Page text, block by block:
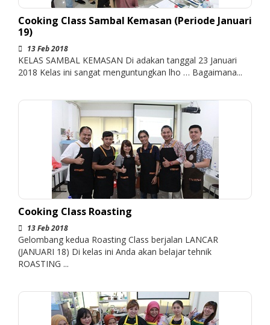
Cooking Class Sambal Kemasan (Periode Januari
19)
13 Feb 2018
KELAS SAMBAL KEMASAN Di adakan tanggal 23 Januari
2018 Kelas ini sangat menguntungkan lho … Bagaimana...
Cooking Class Roasting
13 Feb 2018
Gelombang kedua Roasting Class berjalan LANCAR
(JANUARI 18) Di kelas ini Anda akan belajar tehnik
ROASTING ...